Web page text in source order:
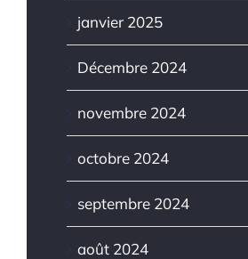
janvier 2025
Décembre 2024
novembre 2024
octobre 2024
septembre 2024
août 2024